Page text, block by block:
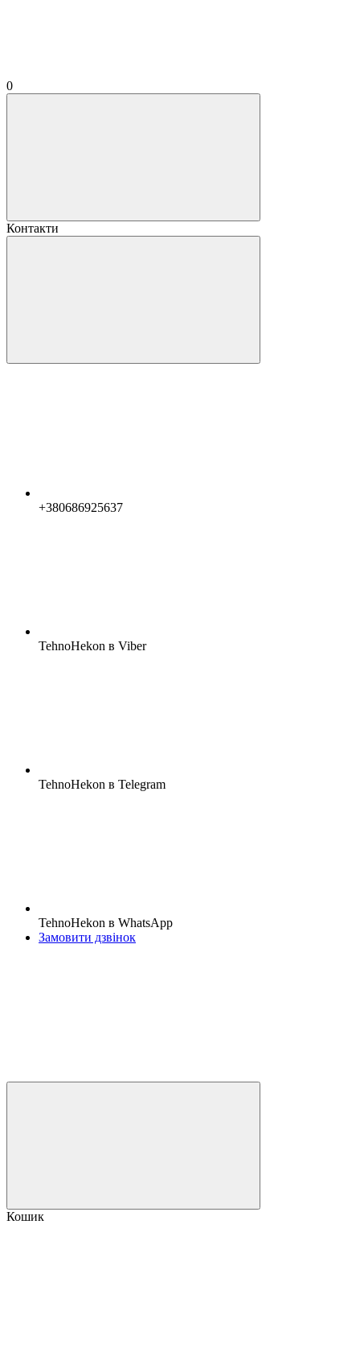
0
Контакти
+380686925637
TehnoHekon в Viber
TehnoHekon в Telegram
TehnoHekon в WhatsApp
Замовити дзвінок
Кошик